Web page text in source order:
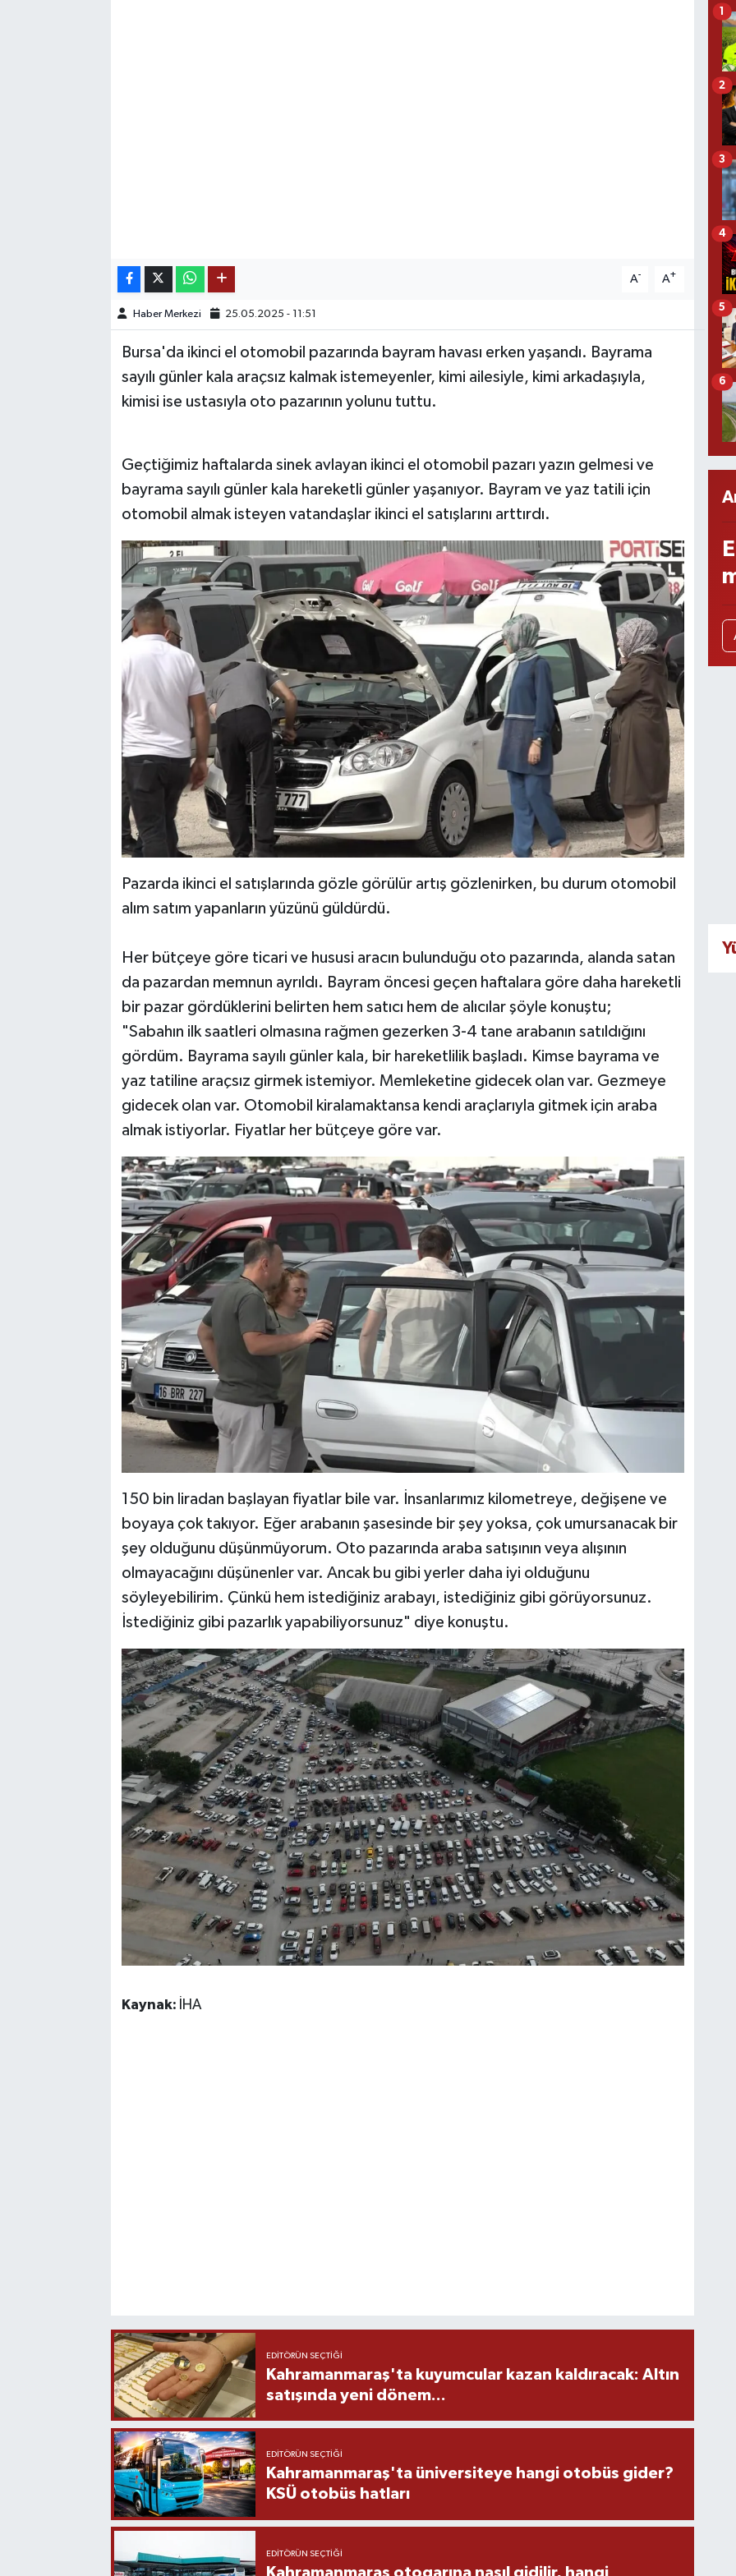
A- A+
Haber Merkezi 25.05.2025 - 11:51
Bursa'da ikinci el otomobil pazarında bayram havası erken yaşandı. Bayrama
sayılı günler kala araçsız kalmak istemeyenler, kimi ailesiyle, kimi arkadaşıyla,
kimisi ise ustasıyla oto pazarının yolunu tuttu.
Geçtiğimiz haftalarda sinek avlayan ikinci el otomobil pazarı yazın gelmesi ve
bayrama sayılı günler kala hareketli günler yaşanıyor. Bayram ve yaz tatili için
otomobil almak isteyen vatandaşlar ikinci el satışlarını arttırdı.
Pazarda ikinci el satışlarında gözle görülür artış gözlenirken, bu durum otomobil
alım satım yapanların yüzünü güldürdü.
Her bütçeye göre ticari ve hususi aracın bulunduğu oto pazarında, alanda satan
da pazardan memnun ayrıldı. Bayram öncesi geçen haftalara göre daha hareketli
bir pazar gördüklerini belirten hem satıcı hem de alıcılar şöyle konuştu;
"Sabahın ilk saatleri olmasına rağmen gezerken 3-4 tane arabanın satıldığını
gördüm. Bayrama sayılı günler kala, bir hareketlilik başladı. Kimse bayrama ve
yaz tatiline araçsız girmek istemiyor. Memleketine gidecek olan var. Gezmeye
gidecek olan var. Otomobil kiralamaktansa kendi araçlarıyla gitmek için araba
almak istiyorlar. Fiyatlar her bütçeye göre var.
150 bin liradan başlayan fiyatlar bile var. İnsanlarımız kilometreye, değişene ve
boyaya çok takıyor. Eğer arabanın şasesinde bir şey yoksa, çok umursanacak bir
şey olduğunu düşünmüyorum. Oto pazarında araba satışının veya alışının
olmayacağını düşünenler var. Ancak bu gibi yerler daha iyi olduğunu
söyleyebilirim. Çünkü hem istediğiniz arabayı, istediğiniz gibi görüyorsunuz.
İstediğiniz gibi pazarlık yapabiliyorsunuz" diye konuştu.
Kaynak: İHA
EDITÖRÜN SEÇTIĞI
Kahramanmaraş'ta kuyumcular kazan kaldıracak: Altın
satışında yeni dönem...
EDITÖRÜN SEÇTIĞI
Kahramanmaraş'ta üniversiteye hangi otobüs gider?
KSÜ otobüs hatları
EDITÖRÜN SEÇTIĞI
Kahramanmaraş otogarına nasıl gidilir, hangi
1
2
3
4
5
6
KÜLTÜR SANAT